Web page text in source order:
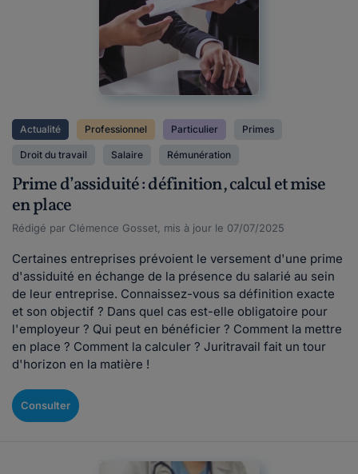
Actualité Professionnel Particulier Primes
Droit du travail Salaire Rémunération
Prime d’assiduité : définition, calcul et mise
en place
Rédigé par Clémence Gosset, mis à jour le 07/07/2025
Certaines entreprises prévoient le versement d'une prime
d'assiduité en échange de la présence du salarié au sein
de leur entreprise. Connaissez-vous sa définition exacte
et son objectif ? Dans quel cas est-elle obligatoire pour
l'employeur ? Qui peut en bénéficier ? Comment la mettre
en place ? Comment la calculer ? Juritravail fait un tour
d'horizon en la matière !
Consulter